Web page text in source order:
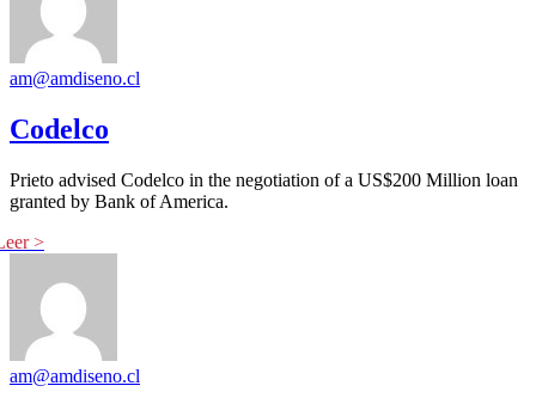
am@amdiseno.cl
Codelco
Prieto advised Codelco in the negotiation of a US$200 Million loan
granted by Bank of America.
am@amdiseno.cl